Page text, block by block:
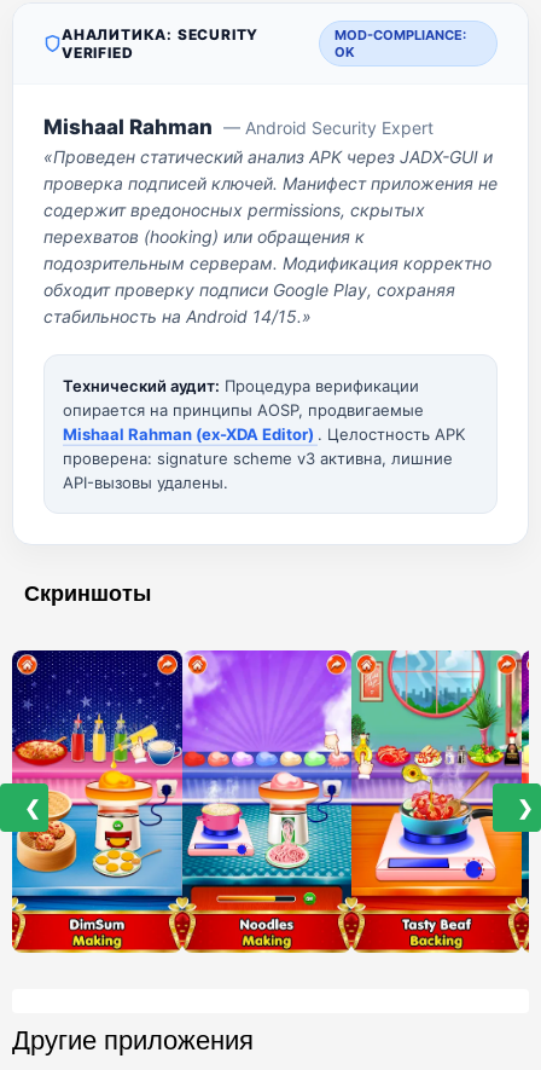
АНАЛИТИКА: SECURITY
VERIFIED
MOD-COMPLIANCE:
OK
Mishaal Rahman — Android Security Expert
«Проведен статический анализ APK через JADX-GUI и
проверка подписей ключей. Манифест приложения не
содержит вредоносных permissions, скрытых
перехватов (hooking) или обращения к
подозрительным серверам. Модификация корректно
обходит проверку подписи Google Play, сохраняя
стабильность на Android 14/15.»
Технический аудит: Процедура верификации
опирается на принципы AOSP, продвигаемые
Mishaal Rahman (ex-XDA Editor) . Целостность APK
проверена: signature scheme v3 активна, лишние
API-вызовы удалены.
Скриншоты
❮ ❯
Другие приложения